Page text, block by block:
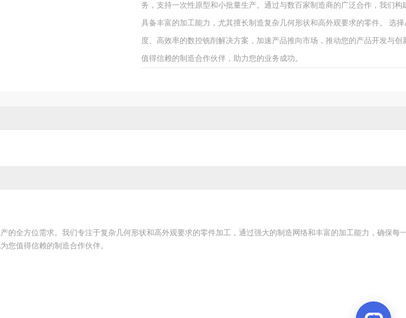
务，支持一次性原型和小批量生产。通过与数百家制造商的广泛合作，我们构
具备丰富的加工能力，尤其擅长制造复杂几何形状和高外观要求的零件。 选
度、高效率的数控铣削解决方案，加速产品推向市场，推动您的产品开发与创
值得信赖的制造合作伙伴，助力您的业务成功。
全方位需求。我们专注于复杂几何形状和高外观要求的零件加工，通过强大的制造网络和丰富的加工能力，确保每
您值得信赖的制造合作伙伴。